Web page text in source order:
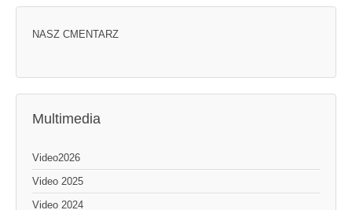
NASZ CMENTARZ
Multimedia
Video2026
Video 2025
Video 2024